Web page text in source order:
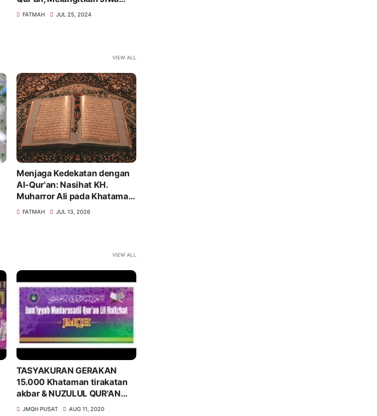
Hamalatul Qur'an
FATMAH JUL 25, 2024
VIEW ALL
Menjaga Kedekatan dengan
Al-Qur'an: Nasihat KH.
Muharror Ali pada Khataman
Al-Qur'an Hari Jadi
FATMAH JUL 13, 2026
VIEW ALL
TASYAKURAN GERAKAN
15.000 Khataman tirakatan
akbar & NUZULUL QUR'AN
JMQH
JMQH PUSAT AUG 11, 2020